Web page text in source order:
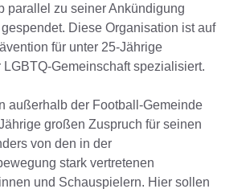
parallel zu seiner Ankündigung
Diese Organisation ist auf
für unter 25-Jährige
LGBTQ-Gemeinschaft spezialisiert.
außerhalb der Football-Gemeinde
großen Zuspruch für seinen
von den in der
stark vertretenen
und Schauspielern. Hier sollen